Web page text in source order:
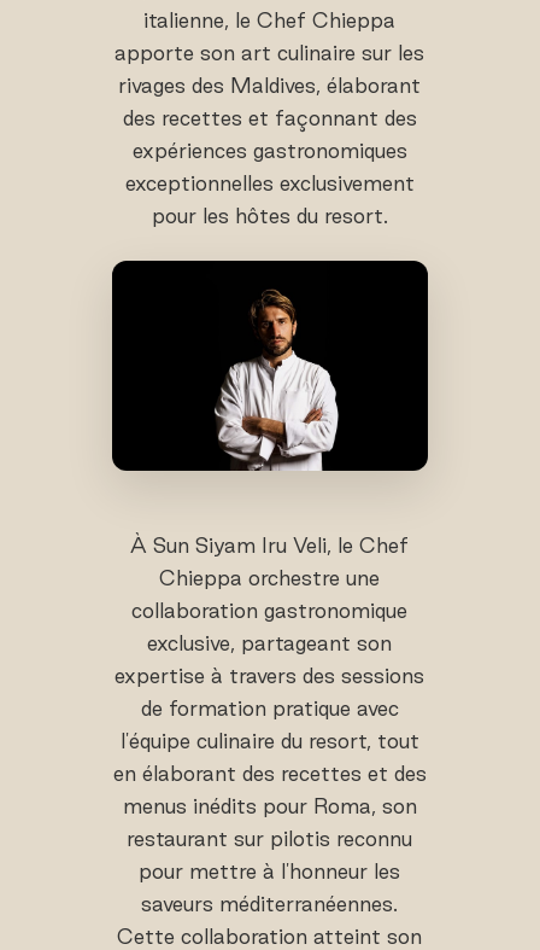
italienne, le Chef Chieppa
apporte son art culinaire sur les
rivages des Maldives, élaborant
des recettes et façonnant des
expériences gastronomiques
exceptionnelles exclusivement
pour les hôtes du resort.
À Sun Siyam Iru Veli, le Chef
Chieppa orchestre une
collaboration gastronomique
exclusive, partageant son
expertise à travers des sessions
de formation pratique avec
l'équipe culinaire du resort, tout
en élaborant des recettes et des
menus inédits pour Roma, son
restaurant sur pilotis reconnu
pour mettre à l'honneur les
saveurs méditerranéennes.
Cette collaboration atteint son